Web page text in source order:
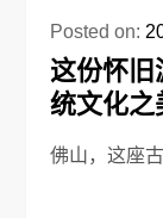
Posted on:
这份怀旧
统文化之
佛山，这座